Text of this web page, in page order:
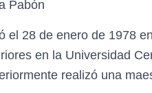
Pabón
el 28 de enero de 1978
en la Universidad
realizó una